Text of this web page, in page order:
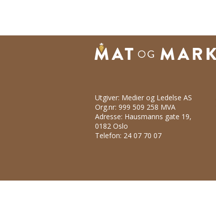
Utgiver: Medier og Ledelse AS
Org.nr: 999 509 258 MVA
Adresse: Hausmanns gate 19,
0182 Oslo
Telefon: 24 07 70 07